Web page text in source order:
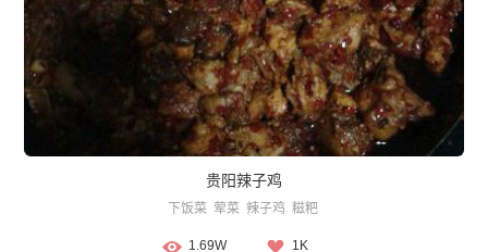
贵阳辣子鸡
下饭菜 荤菜 辣子鸡 糍粑
1.69W 1K